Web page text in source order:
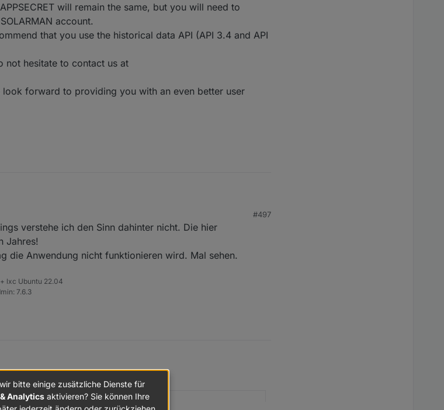
will remain the same, but you will need to
account.
that you use the historical data API (API 3.4 and API
not hesitate to contact us at
forward to providing you with an even better user
Evtl. von Relevanz für den Adapter?
service will be unavailable.
domainhttps://globalapi.solarmanpv.com
#497
verstehe ich den Sinn dahinter nicht. Die hier
Jahres!
die Anwendung nicht funktionieren wird. Mal sehen.
lxc Ubuntu 22.04
7.6.3
bitte einige zusätzliche Dienste für
Analytics aktivieren? Sie können Ihre